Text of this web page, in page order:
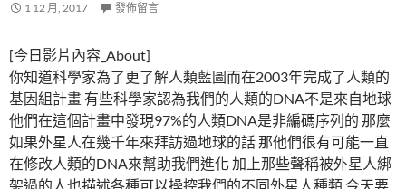
1 12 月, 2017 發佈留言
[今日影片內容_About]
你知道科學家為了更了解人類藍圖而在2003年完成了人類的
基因組計畫 有些科學家認為我們的人類的DNA不是來自地球
他們在這個計畫中發現97%的人類DNA是非編碼序列的 那麼
如果外星人在幾千年來拜訪過地球的話 那他們很有可能一直
在修改人類的DNA來幫助我們進化 加上那些聲稱被外星人綁
架過的人也描述各種可以操控我們的不同外星人種類 今天要